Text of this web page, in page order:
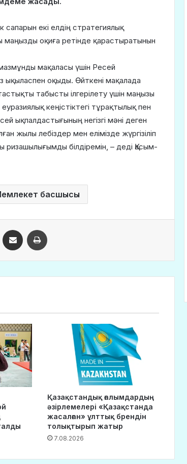
екі елдің стратегиялық
маңызды оқиға ретінде қарастыратынын
мақаласы үшін Ресей
ықыласпен оқыды. Өйткені мақалада
табысты ілгерілету үшін маңызы
кеңістіктегі тұрақтылық пен
ықпалдастығының негізгі мәні деген
жылы лебіздер мен елімізде жүргізіліп
білдіремін, – деді Қасым-
басшысы
Қазақстандық ғалымдардың
әзірлемелері «Қазақстанда
жасалған» ұлттық брендін
толықтырып жатыр
7.08.2026